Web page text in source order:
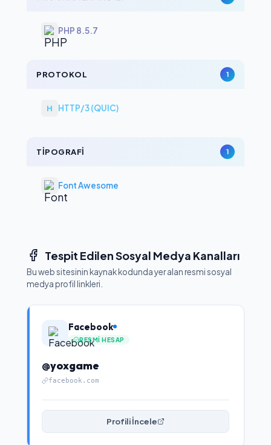
PHP 8.5.7
PROTOKOL 1
H HTTP/3 (QUIC)
TIPOGRAFI 1
Font Awesome
Tespit Edilen Sosyal Medya Kanalları
Bu web sitesinin kaynak kodunda yer alan resmi sosyal
medya profil linkleri.
Facebook
RESMI HESAP
@yoxgame
facebook.com
Profili İncele